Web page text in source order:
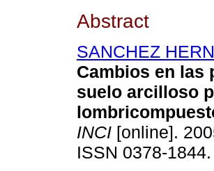
Abstract
SANCHEZ
Cambios en las
suelo arcilloso
INCI [online].
ISSN 0378-1844.